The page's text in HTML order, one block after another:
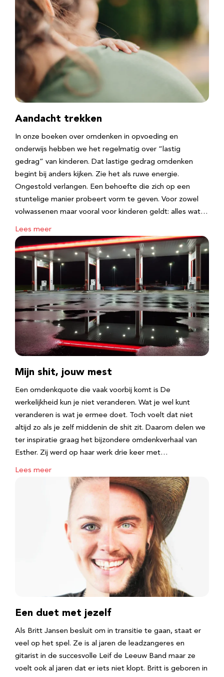
Aandacht trekken
In onze boeken over omdenken in opvoeding en
onderwijs hebben we het regelmatig over “lastig
gedrag” van kinderen. Dat lastige gedrag omdenken
begint bij anders kijken. Zie het als ruwe energie.
Ongestold verlangen. Een behoefte die zich op een
stuntelige manier probeert vorm te geven. Voor zowel
volwassenen maar vooral voor kinderen geldt: alles wat…
Lees meer
Mijn shit, jouw mest
Een omdenkquote die vaak voorbij komt is De
werkelijkheid kun je niet veranderen. Wat je wel kunt
veranderen is wat je ermee doet. Toch voelt dat niet
altijd zo als je zelf middenin de shit zit. Daarom delen we
ter inspiratie graag het bijzondere omdenkverhaal van
Esther. Zij werd op haar werk drie keer met…
Lees meer
Een duet met jezelf
Als Britt Jansen besluit om in transitie te gaan, staat er
veel op het spel. Ze is al jaren de leadzangeres en
gitarist in de succesvolle Leif de Leeuw Band maar ze
voelt ook al jaren dat er iets niet klopt. Britt is geboren in